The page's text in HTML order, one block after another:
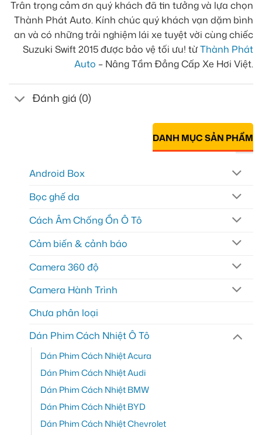
Trân trọng cảm ơn quý khách đã tin tưởng và lựa chọn
Thành Phát Auto. Kính chúc quý khách vạn dặm bình
an và có những trải nghiệm lái xe tuyệt vời cùng chiếc
Suzuki Swift 2015 được bảo vệ tối ưu! từThành Phát
Auto – Nâng Tầm Đẳng Cấp Xe Hơi Việt.
Đánh giá (0)
DANH MỤC SẢN PHẨM
Android Box
Bọc ghế da
Cách Âm Chống Ồn Ô Tô
Cảm biến & cảnh báo
Camera 360 độ
Camera Hành Trình
Chưa phân loại
Dán Phim Cách Nhiệt Ô Tô
Dán Phim Cách Nhiệt Acura
Dán Phim Cách Nhiệt Audi
Dán Phim Cách Nhiệt BMW
Dán Phim Cách Nhiệt BYD
Dán Phim Cách Nhiệt Chevrolet